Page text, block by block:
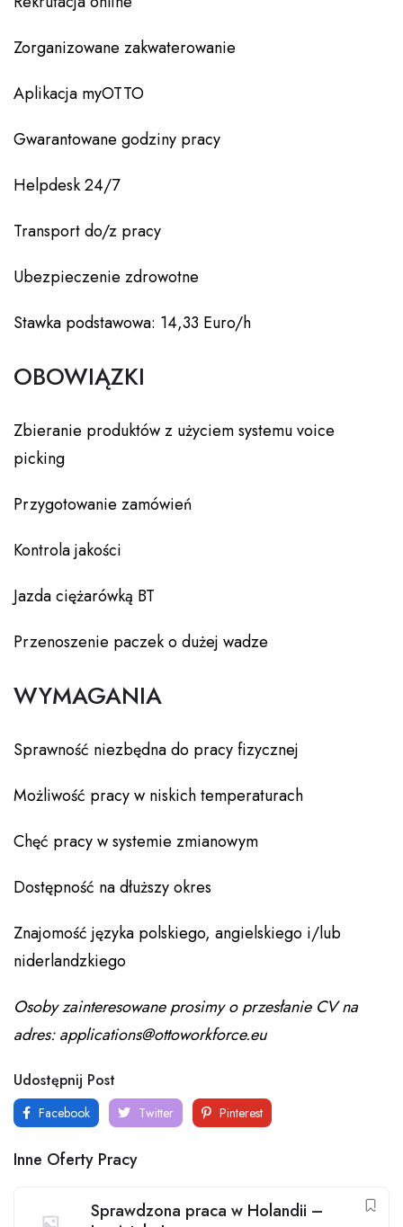
Zorganizowane zakwaterowanie
Aplikacja myOTTO
Gwarantowane godziny pracy
Helpdesk 24/7
Transport do/z pracy
Ubezpieczenie zdrowotne
Stawka podstawowa: 14,33 Euro/h
OBOWIĄZKI
Zbieranie produktów z użyciem systemu voice
picking
Przygotowanie zamówień
Kontrola jakości
Jazda ciężarówką BT
Przenoszenie paczek o dużej wadze
WYMAGANIA
Sprawność niezbędna do pracy fizycznej
Możliwość pracy w niskich temperaturach
Chęć pracy w systemie zmianowym
Dostępność na dłuższy okres
Znajomość języka polskiego, angielskiego i/lub
niderlandzkiego
Osoby zainteresowane prosimy o przesłanie CV na
adres: applications@ottoworkforce.eu
Udostępnij Post
Facebook Twitter Pinterest
Inne Oferty Pracy
Sprawdzona praca w Holandii –